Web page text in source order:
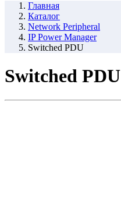
Главная
Каталог
Network Peripheral
IP Power Manager
Switched PDU
Switched PDU